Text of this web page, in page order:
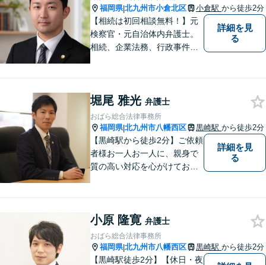
福岡県|北九州市小倉北区 小倉駅 から徒歩2分
【相続は初回相談無料！】元
検察官・元自治体内弁護士。
相続、企業法務、行政事件、
詳細を見
る
堀尾 雅光 弁護士
おばら総合法律事務所
福岡県|北九州市八幡西区 黒崎駅 から徒歩2分
【黒崎駅から徒歩2分】ご依頼
者様お一人お一人に、親身で
質の高い対応を心がけており
応可能。英語での法律相談・
英文契約書の作成・チェック
も対応可能です。
詳細を見
る
小原 隆寛 弁護士
おばら総合法律事務所
福岡県|北九州市八幡西区 黒崎駅 から徒歩2分
【黒崎駅徒歩2分】【休日・夜